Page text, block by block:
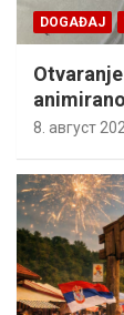
DOGAĐAJ
8. август